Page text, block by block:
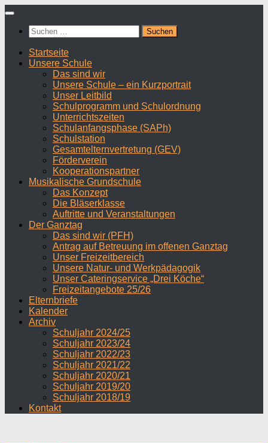
Zum
springenSuchen
nach:
Startseite
Unsere Schule
Das sind wir
Unsere Schule – ein Kurzportrait
Unser Leitbild
Schulprogramm und Schulordnung
Unterrichtszeiten
Schulanfangsphase (SAPh)
Schulstation
Gesamtelternvertretung (GEV)
Förderverein
Kooperationspartner
Musikalische Grundschule
Das Konzept
Die Bläserklasse
Auftritte und Veranstaltungen
Der Ganztag
Das sind wir (PFH)
Antrag auf Betreuung im offenen Ganztag
Unser Freizeitbereich
Unsere Natur- und Werkpädagogik
Unser Cateringservice „Drei Köche“
Freizeitangebote 25/26
Elternbriefe
Kalender
Archiv
Schuljahr 2024/25
Schuljahr 2023/24
Schuljahr 2022/23
Schuljahr 2021/22
Schuljahr 2020/21
Schuljahr 2019/20
Schuljahr 2018/19
Kontakt